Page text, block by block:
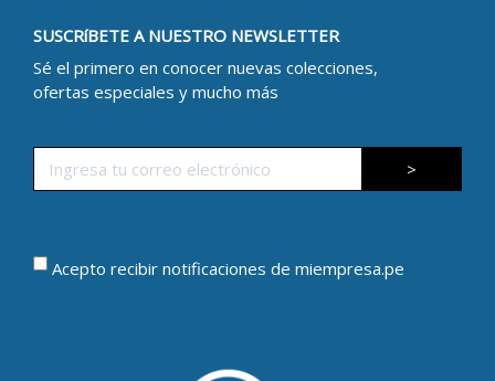
SUSCRíBETE A NUESTRO NEWSLETTER
Sé el primero en conocer nuevas colecciones,
ofertas especiales y mucho más
>
Acepto recibir notificaciones de miempresa.pe